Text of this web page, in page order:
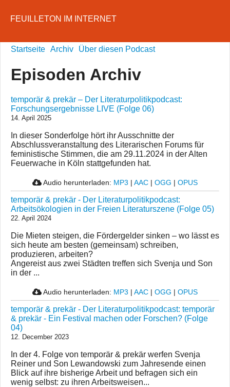
FEUILLETON IM INTERNET
Startseite Archiv Über diesen Podcast
Episoden Archiv
temporär & prekär – Der Literaturpolitikpodcast:
Forschungsergebnisse LIVE (Folge 06)
14. April 2025
In dieser Sonderfolge hört ihr Ausschnitte der
Abschlussveranstaltung des Literarischen Forums für
feministische Stimmen, die am 29.11.2024 in der Alten
Feuerwache in Köln stattgefunden hat.
Audio herunterladen: MP3 | AAC | OGG | OPUS
temporär & prekär - Der Literaturpolitikpodcast:
Arbeitsökologien in der Freien Literaturszene (Folge 05)
22. April 2024
Die Mieten steigen, die Fördergelder sinken – wo lässt es
sich heute am besten (gemeinsam) schreiben,
produzieren, arbeiten?
Angereist aus zwei Städten treffen sich Svenja und Son
in der ...
Audio herunterladen: MP3 | AAC | OGG | OPUS
temporär & prekär - Der Literaturpolitikpodcast: temporär
& prekär - Ein Festival machen oder Forschen? (Folge
04)
12. December 2023
In der 4. Folge von temporär & prekär werfen Svenja
Reiner und Son Lewandowski zum Jahresende einen
Blick auf ihre bisherige Arbeit und befragen sich ein
wenig selbst: zu ihren Arbeitsweisen...